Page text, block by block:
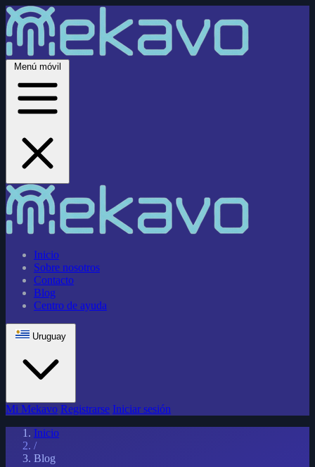
Menú móvil
Inicio
Sobre nosotros
Contacto
Blog
Centro de ayuda
Uruguay
Mi Mekavo Registrarse Iniciar sesión
Inicio
/
Blog